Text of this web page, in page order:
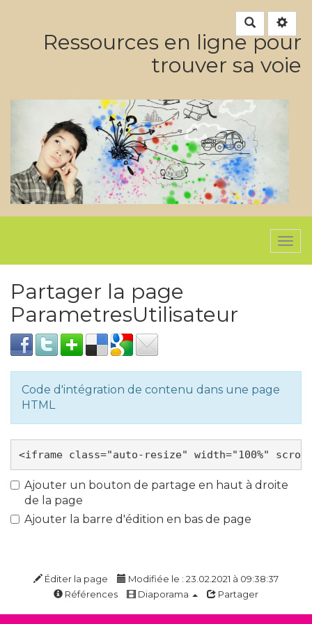
Rechercher
Ressources en ligne pour
trouver sa voie
Partager la page
ParametresUtilisateur
Code d'intégration de contenu dans une page
HTML
Ajouter un bouton de partage en haut à droite
de la page
Ajouter la barre d'édition en bas de page
Éditer la page
Modifiée le : 23.02.2021 à 09:38:37
Références
Diaporama Partager